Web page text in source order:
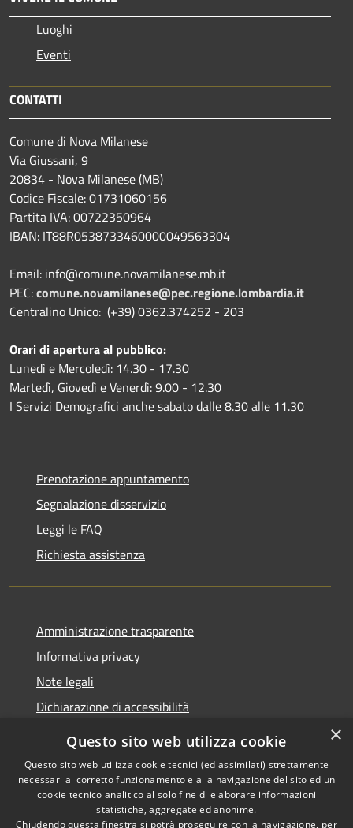
Luoghi
Eventi
CONTATTI
Comune di Nova Milanese
Via Giussani, 9
20834 - Nova Milanese (MB)
Codice Fiscale: 01731060156
Partita IVA: 00722350964
IBAN: IT88R0538733460000049563304
Email: info@comune.novamilanese.mb.it
PEC:comune.novamilanese@pec.regione.lombardia.it
Centralino Unico: (+39) 0362.374252 - 203
Orari di apertura al pubblico:
Lunedì e Mercoledì: 14.30 - 17.30
Martedì, Giovedì e Venerdì: 9.00 - 12.30
I Servizi Demografici anche sabato dalle 8.30 alle 11.30
Prenotazione appuntamento
Segnalazione disservizio
Leggi le FAQ
Richiesta assistenza
Amministrazione trasparente
Informativa privacy
Note legali
Dichiarazione di accessibilità
RSS
Copyright © 2026 • Comune di
Nova Milanese • Powered by
•
×
Questo sito web utilizza cookie
Questo sito web utilizza cookie tecnici (ed assimilati) strettamente
necessari al corretto funzionamento e alla navigazione del sito ed un
cookie tecnico analitico al solo fine di elaborare informazioni
statistiche, aggregate ed anonime.
Chiudendo questa finestra si potrà proseguire con la navigazione, per